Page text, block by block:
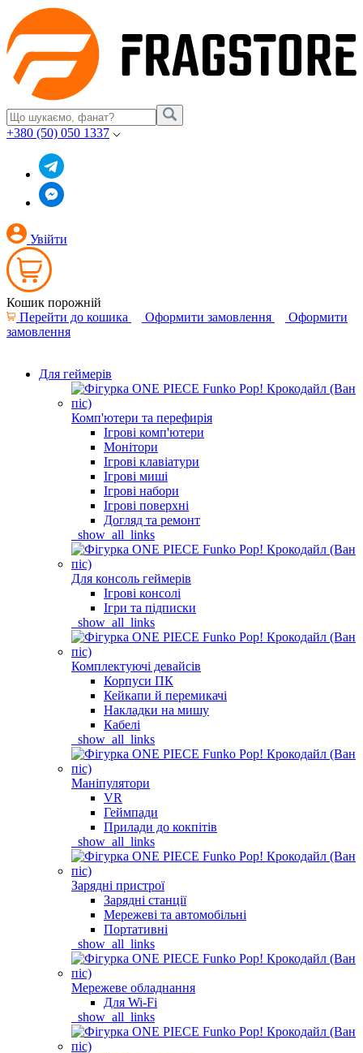
+380 (50) 050 1337
Увійти
Кошик порожній
Перейти до кошика
Оформити замовлення
Оформити
замовлення
Для геймерів
Комп'ютери та перефирія
Ігрові комп'ютери
Монітори
Ігрові клавіатури
Ігрові миші
Ігрові набори
Ігрові поверхні
Догляд та ремонт
_show_all_links
Для консоль геймерів
Ігрові консолі
Ігри та підписки
_show_all_links
Комплектуючі девайсів
Корпуси ПК
Кейкапи й перемикачі
Накладки на мишу
Кабелі
_show_all_links
Маніпулятори
VR
Геймпади
Прилади до кокпітів
_show_all_links
Зарядні пристрої
Зарядні станції
Мережеві та автомобільні
Портативні
_show_all_links
Мережеве обладнання
Для Wi-Fi
_show_all_links